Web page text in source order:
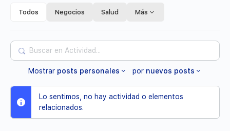
Todos Negocios Salud Más
Buscar
en
Actividad...
Mostrar posts personales por nuevos posts
Lo sentimos, no hay actividad o elementos
relacionados.